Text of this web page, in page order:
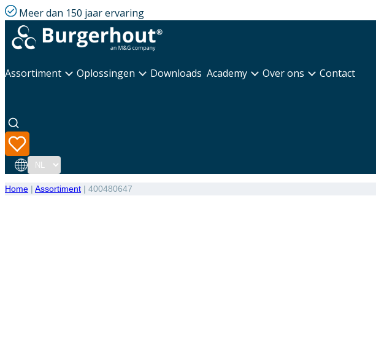
Meer dan 150 jaar ervaring
Assortiment Oplossingen Downloads Academy Over ons Contact
Taal
Home | Assortiment | 400480647